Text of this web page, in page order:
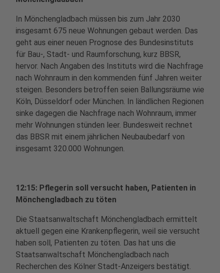
In Mönchengladbach müssen bis zum Jahr 2030
insgesamt 675 neue Wohnungen gebaut werden. Das
geht aus einer neuen Prognose des Bundesinstituts
für Bau-, Stadt- und Raumforschung, kurz BBSR,
hervor. Nach Angaben des Instituts wird die Nachfrage
nach Wohnraum in den kommenden fünf Jahren weiter
steigen. Besonders betroffen seien Ballungsräume wie
Köln, Düsseldorf oder München. In ländlichen Regionen
sinke dagegen die Nachfrage nach Wohnraum, immer
mehr Wohnungen stünden leer. Bundesweit rechnet
das BBSR mit einem jährlichen Neubaubedarf von
insgesamt 320.000 Wohnungen.
12:15: Pflegerin soll versucht haben, Patienten in
Mönchengladbach zu töten
Die Staatsanwaltschaft Mönchengladbach ermittelt
aktuell gegen eine Krankenpflegerin, weil sie versucht
haben soll, Patienten zu töten. Das hat uns die
Staatsanwaltschaft Mönchengladbach nach
Recherchen des Kölner Stadt-Anzeigers bestätigt.